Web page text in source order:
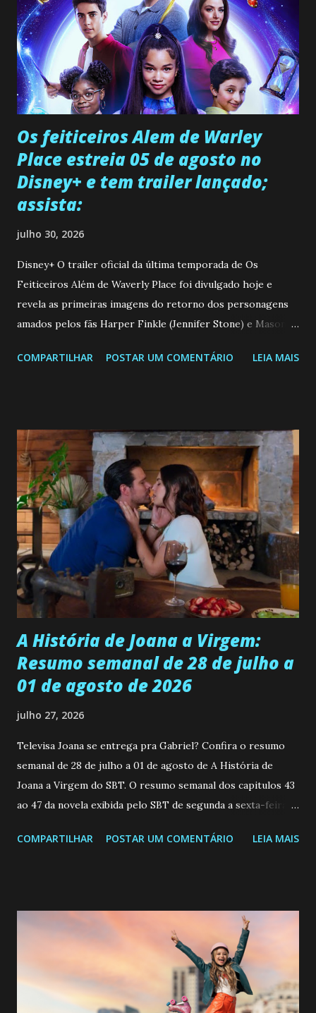
Os feiticeiros Alem de Warley
Place estreia 05 de agosto no
Disney+ e tem trailer lançado;
assista:
julho 30, 2026
Disney+ O trailer oficial da última temporada de Os
Feiticeiros Além de Waverly Place foi divulgado hoje e
revela as primeiras imagens do retorno dos personagens
amados pelos fãs Harper Finkle (Jennifer Stone) e Mason
quatro episódios, estreia no Disney+ na quarta-feira, 5 de
salvar sua mãe é reencontrar seu pai, desaparecido há
muito tempo. Enquanto sua família se une em busca de Alex,
Billie percebe que a união de seus poderes é a única forma
de os Russo derrotarem o mal que os ameaça. Como
anunciado anteriormente, a produtora executiva Selena
Gomez fará sua estreia como diretora no primeiro
episódio da temporada. Além disso, ela também reprisará
seu papel como Alex Russo. A série é estrelada por David
Henrie (como Justin Russo), Janice LeAnn Brown (como
Billie...
COMPARTILHAR POSTAR UM COMENTÁRIO LEIA MAIS
A História de Joana a Virgem:
Resumo semanal de 28 de julho a
01 de agosto de 2026
julho 27, 2026
Televisa Joana se entrega pra Gabriel? Confira o resumo
semanal de 28 de julho a 01 de agosto de A História de
Joana a Virgem do SBT. O resumo semanal dos capitulos 43
ao 47 da novela exibida pelo SBT de segunda a sexta-feira
Tania confessa a Gabriel que ouviu Manuel reclamar com
amor de casal. Gabriel encontra Paula e a confronta por
tentar eliminar Joana e seu filho ainda não nascido. Terça-
feira 29 de julho: Capitulo 44 Enquanto Elvira perde a
esperança de encontrar vivo seu filho Francisco, o
promotor Quiroz lhe confessa que Gabriel encabeça a lista
COMPARTILHAR POSTAR UM COMENTÁRIO LEIA MAIS